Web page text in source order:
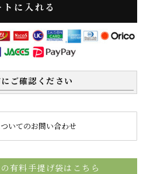
トに入れる
ご確認ください
いてのお問い合わせ
有料手提げ袋はこちら